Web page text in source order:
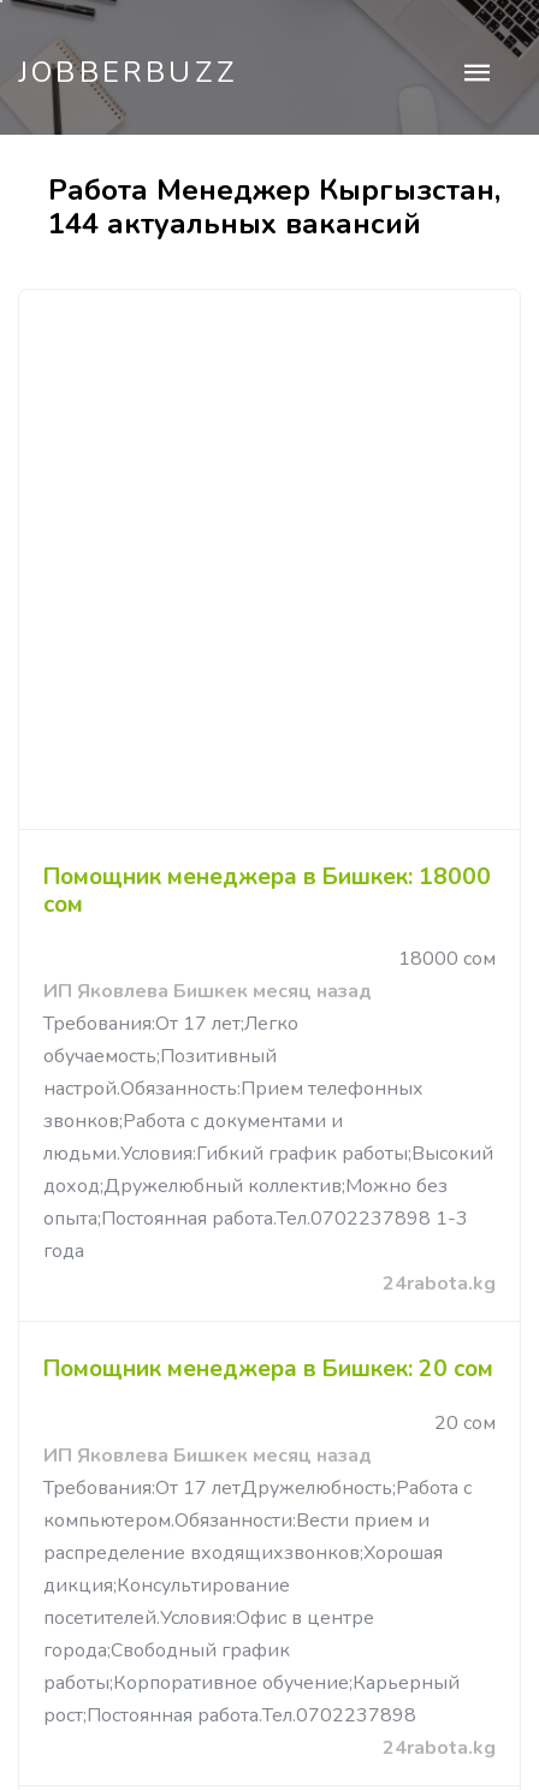
JOBBERBUZZ
Работа Менеджер Кыргызстан,
144 актуальных вакансий
Помощник менеджера в Бишкек: 18000
сом
18000 сом
ИП Яковлева Бишкек месяц назад
Требования:От 17 лет;Легко
обучаемость;Позитивный
настрой.Обязанность:Прием телефонных
звонков;Работа с документами и
людьми.Условия:Гибкий график работы;Высокий
доход;Дружелюбный коллектив;Можно без
опыта;Постоянная работа.Тел.0702237898 1-3
года
24rabota.kg
Помощник менеджера в Бишкек: 20 сом
20 сом
ИП Яковлева Бишкек месяц назад
Требования:От 17 летДружелюбность;Работа с
компьютером.Обязанности:Вести прием и
распределение входящихзвонков;Хорошая
дикция;Консультирование
посетителей.Условия:Офис в центре
города;Свободный график
работы;Корпоративное обучение;Карьерный
рост;Постоянная работа.Тел.0702237898
24rabota.kg